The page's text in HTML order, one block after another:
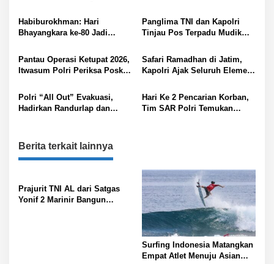
p
o
s
Merasa Terintimidasi
Habiburokhman: Hari
Bhayangkara ke-80 Jadi
Profesionalisme
Panglima TNI dan Kapolri
Tinjau Pos Terpadu Mudik
Pantau Operasi Ketupat 2026,
Itwasum Polri Periksa Posko
Safari Ramadhan di Jatim,
Kapolri Ajak Seluruh Elemen
Dukung Program Presiden
Polri “All Out” Evakuasi,
Hadirkan Randurlap dan
Karawang
Hari Ke 2 Pencarian Korban,
Tim SAR Polri Temukan
Berita terkait lainnya
Prajurit TNI AL dari Satgas
Yonif 2 Marinir Bangun
Surfing Indonesia Matangkan
Empat Atlet Menuju Asian